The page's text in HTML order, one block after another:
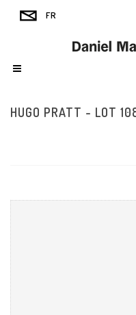
HUGO PRATT - LOT